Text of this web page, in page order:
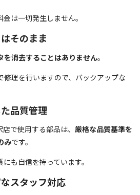
は一切発生しません。
そのまま
を消去することはありません。
修理を行いますので、バックアップな
品質管理
で使用する部品は、 厳格な品質基準を
みです。
も自信を持っています。
スタッフ対応